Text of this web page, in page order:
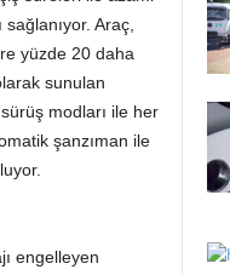
Araç,
yüzde 20 daha
sunulan
modları ile her
şanzıman ile
engelleyen